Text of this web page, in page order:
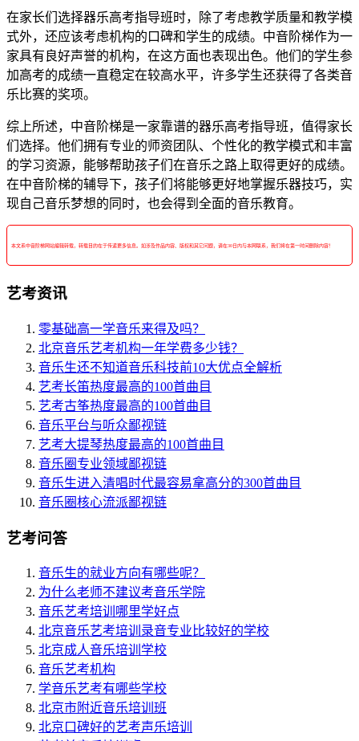
在家长们选择器乐高考指导班时，除了考虑教学质量和教学模
式外，还应该考虑机构的口碑和学生的成绩。中音阶梯作为一
家具有良好声誉的机构，在这方面也表现出色。他们的学生参
加高考的成绩一直稳定在较高水平，许多学生还获得了各类音
乐比赛的奖项。
综上所述，中音阶梯是一家靠谱的器乐高考指导班，值得家长
们选择。他们拥有专业的师资团队、个性化的教学模式和丰富
的学习资源，能够帮助孩子们在音乐之路上取得更好的成绩。
在中音阶梯的辅导下，孩子们将能够更好地掌握乐器技巧，实
现自己音乐梦想的同时，也会得到全面的音乐教育。
本文系中音阶梯网站编辑转载，转载目的在于传递更多信息。如涉及作品内容、版权和其它问题，请在30日内与本网联系，我们将在第一时间删除内容！
艺考资讯
零基础高一学音乐来得及吗？
北京音乐艺考机构一年学费多少钱？
音乐生还不知道音乐科技前10大优点全解析
艺考长笛热度最高的100首曲目
艺考古筝热度最高的100首曲目
音乐平台与听众鄙视链
艺考大提琴热度最高的100首曲目
音乐圈专业领域鄙视链
音乐生进入清唱时代最容易拿高分的300首曲目
音乐圈核心流派鄙视链
艺考问答
音乐生的就业方向有哪些呢？
为什么老师不建议考音乐学院
音乐艺考培训哪里学好点
北京音乐艺考培训录音专业比较好的学校
北京成人音乐培训学校
音乐艺考机构
学音乐艺考有哪些学校
北京市附近音乐培训班
北京口碑好的艺考声乐培训